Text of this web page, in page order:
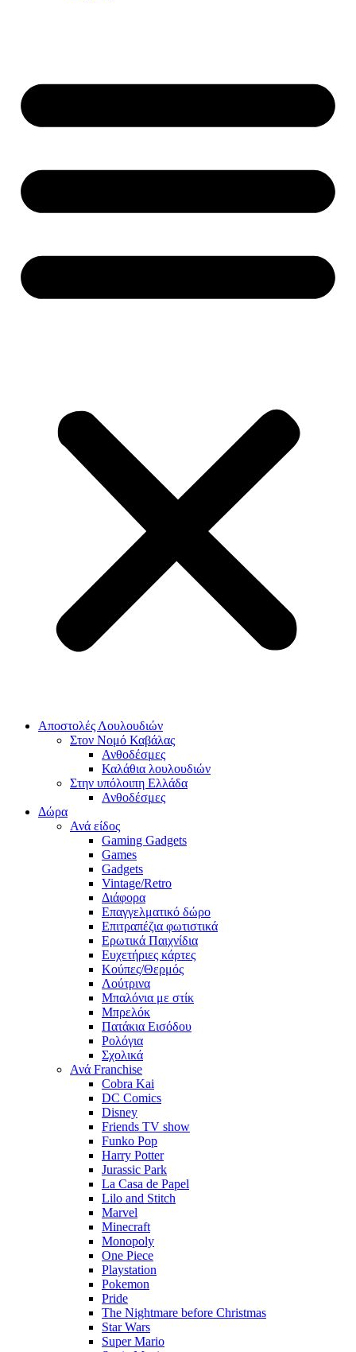
Αποστολές Λουλουδιών
Στον Νομό Καβάλας
Ανθοδέσμες
Καλάθια λουλουδιών
Στην υπόλοιπη Ελλάδα
Ανθοδέσμες
Δώρα
Ανά είδος
Gaming Gadgets
Games
Gadgets
Vintage/Retro
Διάφορα
Επαγγελματικό δώρο
Επιτραπέζια φωτιστικά
Ερωτικά Παιχνίδια
Ευχετήριες κάρτες
Κούπες/Θερμός
Λούτρινα
Μπαλόνια με στίκ
Μπρελόκ
Πατάκια Εισόδου
Ρολόγια
Σχολικά
Ανά Franchise
Cobra Kai
DC Comics
Disney
Friends TV show
Funko Pop
Harry Potter
Jurassic Park
La Casa de Papel
Lilo and Stitch
Marvel
Minecraft
Monopoly
One Piece
Playstation
Pokemon
Pride
The Nightmare before Christmas
Star Wars
Super Mario